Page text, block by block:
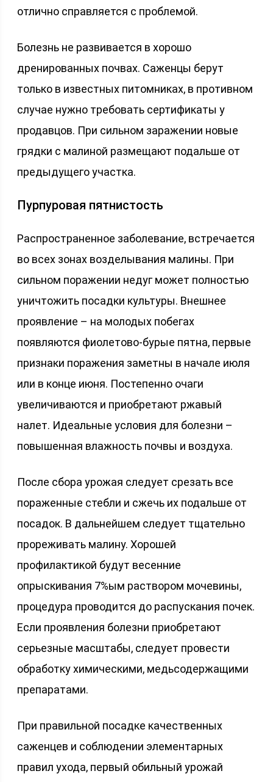
отлично справляется с проблемой.
Болезнь не развивается в хорошо
дренированных почвах. Саженцы берут
только в известных питомниках, в противном
случае нужно требовать сертификаты у
продавцов. При сильном заражении новые
грядки с малиной размещают подальше от
предыдущего участка.
Пурпуровая пятнистость
Распространенное заболевание, встречается
во всех зонах возделывания малины. При
сильном поражении недуг может полностью
уничтожить посадки культуры. Внешнее
проявление – на молодых побегах
появляются фиолетово-бурые пятна, первые
признаки поражения заметны в начале июля
или в конце июня. Постепенно очаги
увеличиваются и приобретают ржавый
налет. Идеальные условия для болезни –
повышенная влажность почвы и воздуха.
После сбора урожая следует срезать все
пораженные стебли и сжечь их подальше от
посадок. В дальнейшем следует тщательно
прореживать малину. Хорошей
профилактикой будут весенние
опрыскивания 7%ым раствором мочевины,
процедура проводится до распускания почек.
Если проявления болезни приобретают
серьезные масштабы, следует провести
обработку химическими, медьсодержащими
препаратами.
При правильной посадке качественных
саженцев и соблюдении элементарных
правил ухода, первый обильный урожай